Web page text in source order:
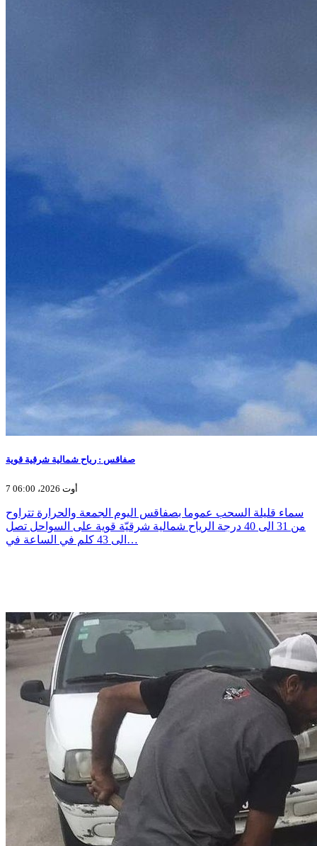
صفاقس : رياح شمالية شرقية قوية
7 أوت 2026، 06:00
سماء قليلة السحب عموما بصفاقس اليوم الجمعة والحرارة تتراوح
من 31 الى 40 درجة الرياح شمالية شرقيّة قوية على السواحل تصل
الى 43 كلم في الساعة في…